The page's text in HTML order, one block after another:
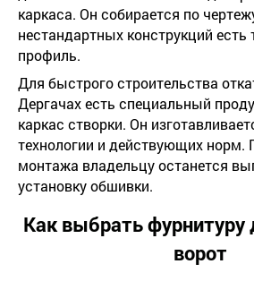
каркаса. Он собирается по
нестандартных конструкций есть
профиль.
Для быстрого строительства
Дергачах есть специальный
каркас створки. Он
технологии и действующих норм.
монтажа владельцу останется
установку обшивки.
Как выбрать фурнитуру
ворот